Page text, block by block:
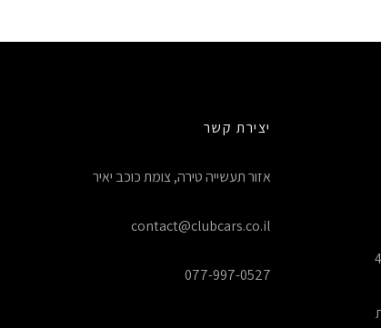
יצירת קשר
אזור תעשייה טירה, צומת כוכב יאיר
contact@clubcars.co.il
077-997-0527